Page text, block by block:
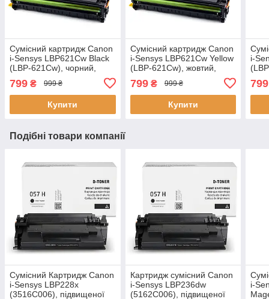
Сумісний картридж Canon
i-Sensys LBP621Cw Black
(LBP-621Cw), чорний,
Gravitone
799 ₴ 999 ₴
Купити
Сумісний картридж Canon
i-Sensys LBP621Cw Yellow
(LBP-621Cw), жовтий,
Gravitone
799₴ 999 ₴
Купити
i-
799
Подібні товари компанії
Сумісний Картридж Canon
i-Sensys LBP228x
(3516C006), підвищеної
Картридж сумісний Canon
i-Sensys LBP236dw
(5162C006), підвищеної
i-